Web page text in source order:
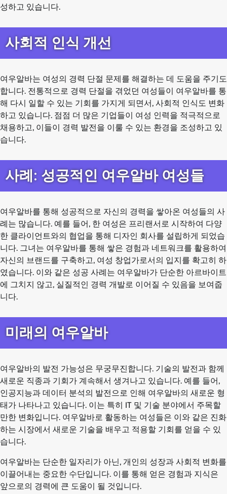
성하고 있습니다.
사회적 인식 개선
여우알바는 여성의 경력 단절 문제를 해결하는 데 도움을 주기도
합니다. 전통적으로 경력 단절을 겪었던 여성들이 여우알바를 통
해 다시 일할 수 있는 기회를 가지게 되면서, 사회적 인식도 변화
하고 있습니다. 점점 더 많은 기업들이 여성 인력을 적극적으로
채용하고, 이들이 경력 발전을 이룰 수 있는 환경을 조성하고 있
습니다.
사례: 성공적인 여우알바 여성들
여우알바를 통해 성공적으로 자신의 경력을 쌓아온 여성들의 사
례는 많습니다. 예를 들어, 한 여성은 프리랜서로 시작하여 다양
한 클라이언트와의 협업을 통해 디자인 회사를 설립하게 되었습
니다. 그녀는 여우알바를 통해 쌓은 경험과 네트워크를 활용하여
자신의 브랜드를 구축하고, 여성 창업가로서의 입지를 확고히 하
였습니다. 이와 같은 성공 사례는 여우알바가 단순한 아르바이트
에 그치지 않고, 실질적인 경력 개발로 이어질 수 있음을 보여줍
니다.
미래의 여우알바
여우알바의 발전 가능성은 무궁무진합니다. 기술의 발전과 함께
새로운 직종과 기회가 계속해서 생겨나고 있습니다. 예를 들어,
인공지능과 데이터 분석의 발전으로 인해 여우알바의 새로운 형
태가 나타나고 있습니다. 이는 특히 IT 및 기술 분야에서 주목할
만한 변화입니다. 여우알바로 활동하는 여성들은 이와 같은 진화
하는 시장에서 새로운 기술을 배우고 적용할 기회를 얻을 수 있
습니다.
여우알바는 단순한 일자리가 아닌, 개인의 성장과 사회적 변화를
이끌어내는 중요한 수단입니다. 이를 통해 얻은 경험과 지식은
앞으로의 경력에 큰 도움이 될 것입니다.